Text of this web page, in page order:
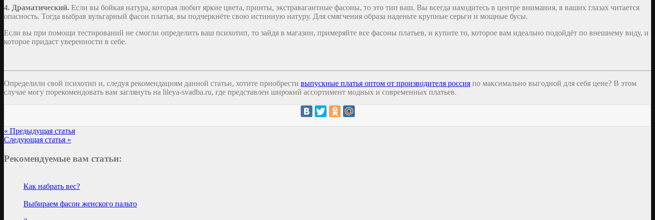
4. Драматический. Если вы бойкая натура, которая любит яркие цвета, принты, экстравагантные фасоны, то это тип ваш. Вы всегда находитесь в центре внимания, в ваших глазах читается
опасность. Тогда выбрав вульгарный фасон платья, вы подчеркнёте свою истинную натуру. Для смягчения образа наденьте крупные серьги и мощные бусы.
Если вы при помощи тестирований не смогли определить ваш психотип, то зайдя в магазин, примеряйте все фасоны платьев, и купите то, которое вам идеально подойдёт по внешнему виду, и
которое придаст уверенности в себе.
Определили свой психотип и, следуя рекомендациям данной статьи, хотите приобрести выпускные платья оптом от производителя россия по максимально выгодной для себя цене? В этом
случае могу порекомендовать вам заглянуть на lileya-svadba.ru, где представлен широкий ассортимент модных и современных платьев.
« Предыдущая статья
Следующая статья »
Рекомендуемые вам статьи:
Как набрать вес?
Выбираем фасон женского пальто